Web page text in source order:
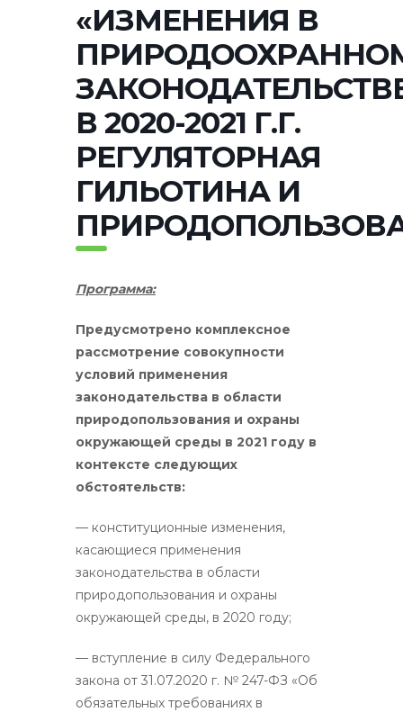
«ИЗМЕНЕНИЯ В
В 2020-2021 Г.Г.
РЕГУЛЯТОРНАЯ
ГИЛЬОТИНА И
Программа:
Предусмотрено комплексное
рассмотрение совокупности
условий применения
законодательства в области
природопользования и охраны
окружающей среды в 2021 году в
контексте следующих
обстоятельств:
— конституционные изменения,
касающиеся применения
законодательства в области
природопользования и охраны
окружающей среды, в 2020 году;
— вступление в силу Федерального
закона от 31.07.2020 г. № 247-ФЗ «Об
обязательных требованиях в